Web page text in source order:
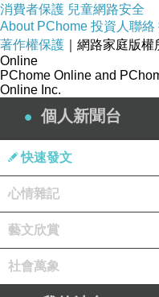
外觀體積不大，想必
消費者保護 兒童網路安全
About PChome 投資人聯絡
著作權保護 ｜網路家庭版
Online
PChome Online and
Online Inc.
個人新聞台
快速發文
心情雜記
藝文欣賞
社會萬象